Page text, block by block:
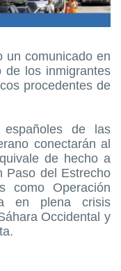
un comunicado en
de los inmigrantes
procedentes de
de las
conectarán al
de hecho a
Paso del Estrecho
como Operación
en plena crisis
Occidental y